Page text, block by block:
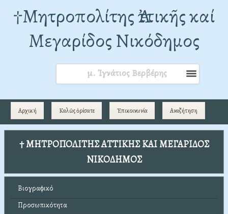
†Mητροπολίτης Ἀττικῆς καί
Μεγαρίδος Νικόδημος
μ. Ἰγνάτιος Βερβέρης
Αρχική Καλῶς ὁρίσατε Ἐπικοινωνία Αναζήτηση
† ΜΗΤΡΟΠΟΛΙΤΗΣ ΑΤΤΙΚΗΣ ΚΑΙ ΜΕΓΑΡΙΔΟΣ
ΝΙΚΟΔΗΜΟΣ
Βιογραφικό
Προσωπικότητα